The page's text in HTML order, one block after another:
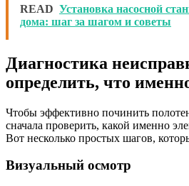
READ Установка насосной
дома: шаг за шагом и советы
Диагностика
определить, что
Чтобы эффективно починить
сначала проверить, какой именно
Вот несколько простых шагов,
Визуальный осмотр